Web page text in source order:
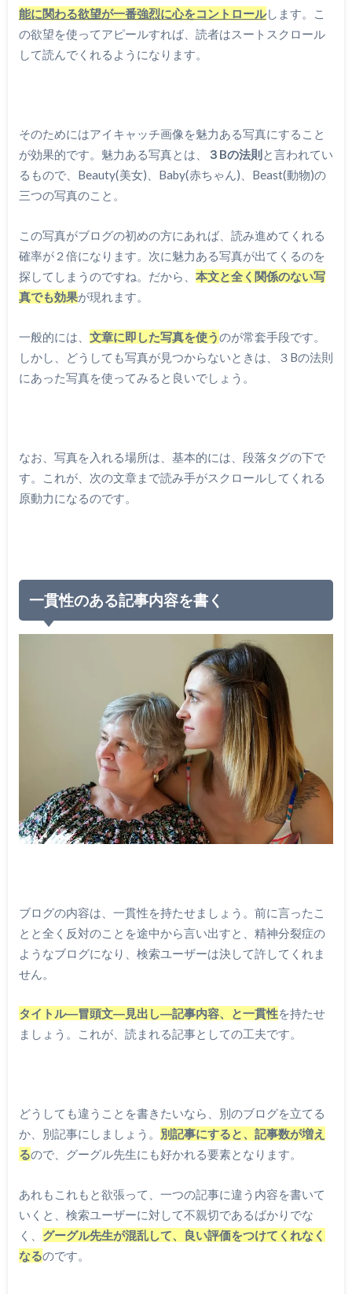
能に関わる欲望が一番強烈に心をコントロールします。こ
の欲望を使ってアピールすれば、読者はスートスクロール
して読んでくれるようになります。
そのためにはアイキャッチ画像を魅力ある写真にすること
が効果的です。魅力ある写真とは、
３Bの法則 と言われてい
るもので、Beauty(美女)、Baby(赤ちゃん)、Beast(動物)の
三つの写真のこと。
この写真がブログの初めの方にあれば、読み進めてくれる
確率が２倍になります。次に魅力ある写真が出てくるのを
探してしまうのですね。だから、 本文と全く関係のない写
真でも効果が現れます。
一般的には、 文章に即した写真を使うのが常套手段です。
しかし、どうしても写真が見つからないときは、３Bの法則
にあった写真を使ってみると良いでしょう。
なお、写真を入れる場所は、基本的には、段落タグの下で
す。これが、次の文章まで読み手がスクロールしてくれる
原動力になるのです。
一貫性のある記事内容を書く
ブログの内容は、一貫性を持たせましょう。前に言ったこ
とと全く反対のことを途中から言い出すと、精神分裂症の
ようなブログになり、検索ユーザーは決して許してくれま
せん。
タイトル―冒頭文―見出し―記事内容、と一貫性を持たせ
ましょう。これが、読まれる記事としての工夫です。
どうしても違うことを書きたいなら、別のブログを立てる
か、別記事にしましょう。 別記事にすると、記事数が増え
るので、グーグル先生にも好かれる要素となります。
あれもこれもと欲張って、一つの記事に違う内容を書いて
いくと、検索ユーザーに対して不親切であるばかりでな
く、 グーグル先生が混乱して、良い評価をつけてくれなく
なるのです。